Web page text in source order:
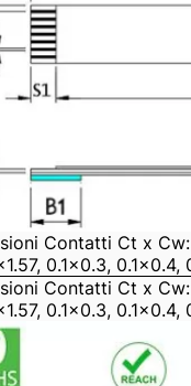
Contatti Ct x
0.1x0.3, 0.1x0.4,
Contatti Ct x
0.1x0.3, 0.1x0.4,